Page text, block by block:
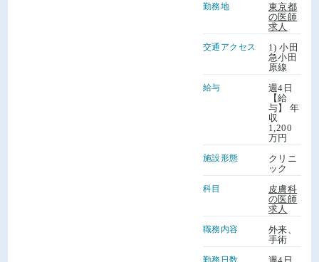
勤務地
東京都
の医師
求人
交通アクセス
1) 小田
急小田
原線
給与
週4日
【給
与】 年
収
1,200
万円
施設形態
クリニ
ック
科目
皮膚科
の医師
求人
職務内容
外来、
手術
勤務日数